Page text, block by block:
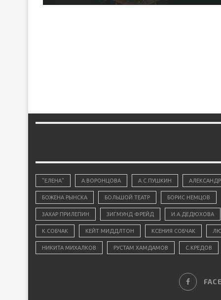
"ЕЛЕНА" А.ВОРОНЦОВА А.С.ПУШКИН
БОЖЕНА РЫНСКА БОЛЬШОЙ ТЕАТР БОРИС НЕМЦОВ
ЗАХАР ПРИЛЕПИН ЗИГМУНД ФРЕЙД И.А.ДЕДЮХОВА
К.СОБЧАК КЕЙТ МИДДЛТОН КСЕНИЯ СОБЧАК
НИКИТА МИХАЛКОВ РУСТАМ ХАМДАМОВ С.КРЕДОВ